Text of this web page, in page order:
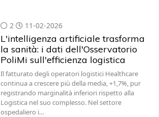
2 11-02-2026
L'intelligenza artificiale trasforma
la sanità: i dati dell'Osservatorio
PoliMi sull'efficienza logistica
Il fatturato degli operatori logistici Healthcare
continua a crescere più della media, +1,7%, pur
registrando marginalità inferiori rispetto alla
Logistica nel suo complesso. Nel settore
ospedaliero i…